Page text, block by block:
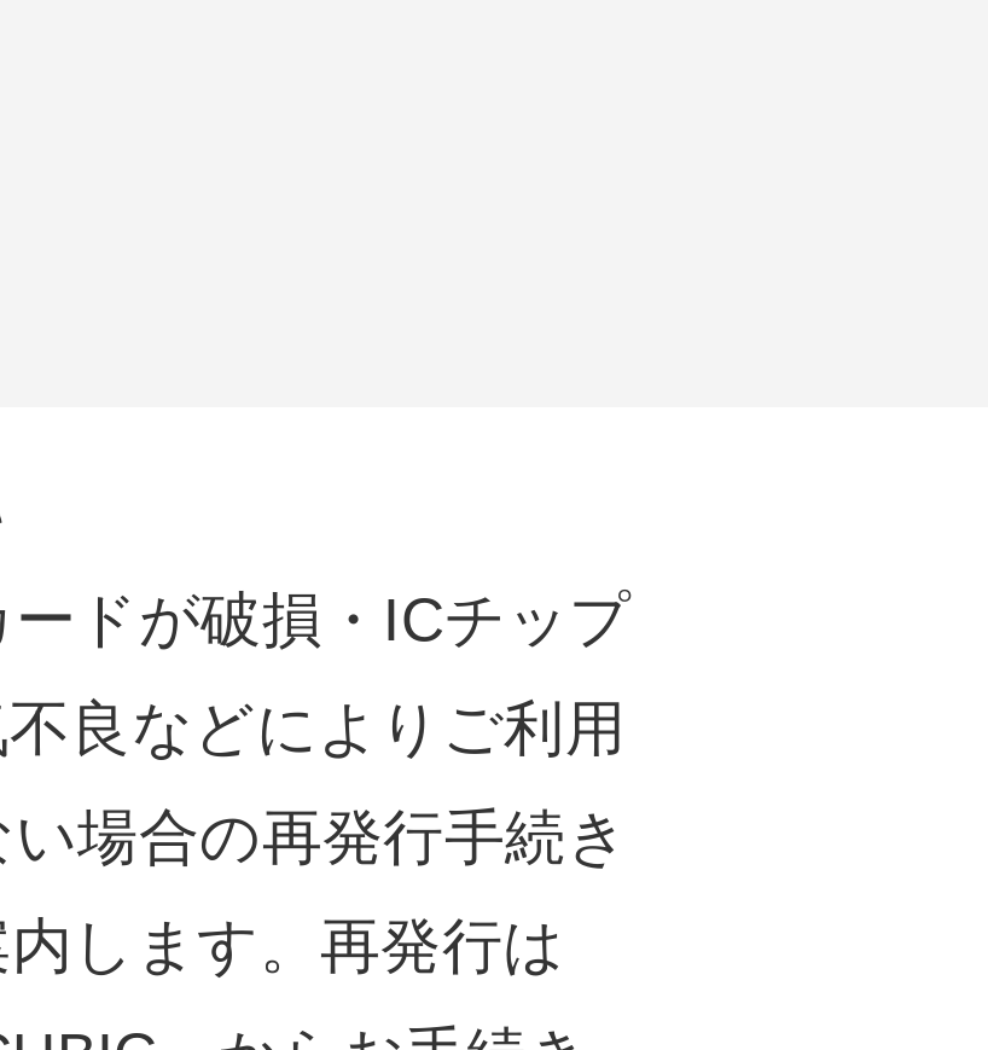
ードが破損・ICチップ
良などによりご利用
場合の再発行手続き
します。再発行は